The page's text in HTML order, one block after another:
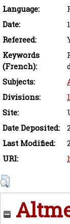
Language:
Date:
Refereed:
Keywords
(French):
Subjects:
Divisions:
Site:
Date Deposited:
Last Modified:
URI: